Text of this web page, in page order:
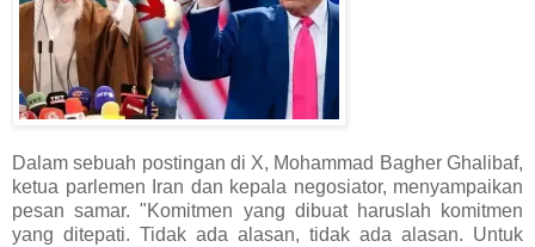
Dalam sebuah postingan di X, Mohammad Bagher Ghalibaf,
ketua parlemen Iran dan kepala negosiator, menyampaikan
pesan samar. "Komitmen yang dibuat haruslah komitmen
yang ditepati. Tidak ada alasan, tidak ada alasan. Untuk